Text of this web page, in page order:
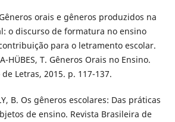
Gêneros orais e gêneros produzidos na
o discurso de formatura no ensino
para o letramento escolar.
HÜBES, T. Gêneros Orais no Ensino.
Letras, 2015. p. 117-137.
B. Os gêneros escolares: Das práticas
de ensino. Revista Brasileira de